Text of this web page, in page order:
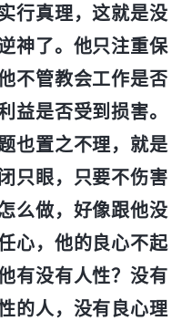
行真理，这就是没
神了。他只注重保
不管教会工作是否
益是否受到损害。
也置之不理，就是
只眼，只要不伤害
么做，好像跟他没
心，他的良心不起
有没有人性？没有
的人，没有良心理